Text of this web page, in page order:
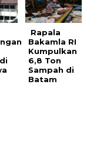
Rapala
Bakamla RI
Kumpulkan
6,8 Ton
Sampah di
Batam